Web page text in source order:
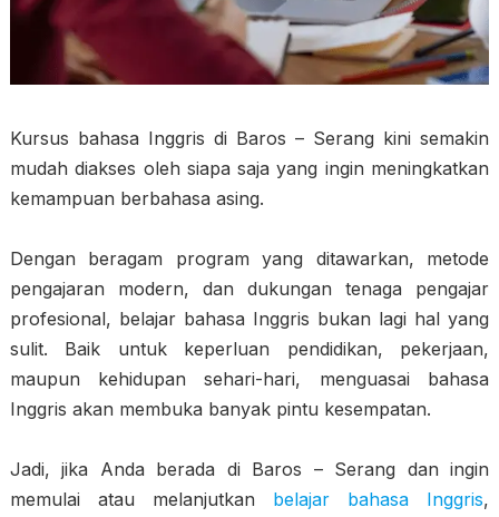
Kursus bahasa Inggris di Baros – Serang kini semakin
mudah diakses oleh siapa saja yang ingin meningkatkan
kemampuan berbahasa asing.
Dengan beragam program yang ditawarkan, metode
pengajaran modern, dan dukungan tenaga pengajar
profesional, belajar bahasa Inggris bukan lagi hal yang
sulit. Baik untuk keperluan pendidikan, pekerjaan,
maupun kehidupan sehari-hari, menguasai bahasa
Inggris akan membuka banyak pintu kesempatan.
Jadi, jika Anda berada di Baros – Serang dan ingin
memulai atau melanjutkan belajar bahasa Inggris,